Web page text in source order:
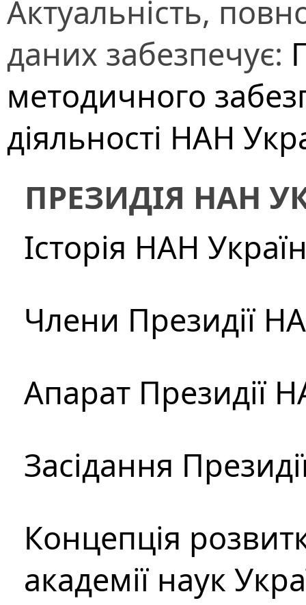
Актуальність,
даних забезпечує:
методичного
діяльності НАН
ПРЕЗИДІЯ НАН
Історія НАН
Члени Президії
Апарат Президії
Засідання
Концепція
академії наук